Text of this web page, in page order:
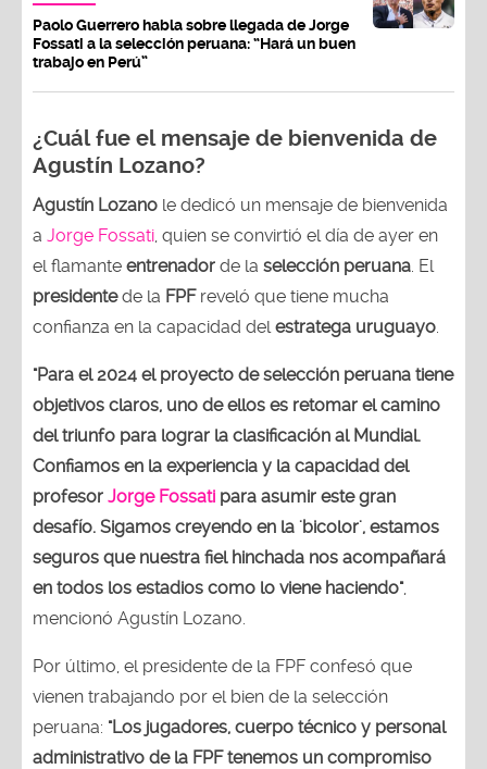
Paolo Guerrero habla sobre llegada de Jorge
Fossati a la selección peruana: “Hará un buen
trabajo en Perú”
¿Cuál fue el mensaje de bienvenida de
Agustín Lozano?
Agustín Lozano le dedicó un mensaje de bienvenida
a Jorge Fossati , quien se convirtió el día de ayer en
el flamante entrenador de la selección peruana . El
presidentede la FPF reveló que tiene mucha
confianza en la capacidad del estratega uruguayo
"Para el 2024 el proyecto de selección peruana tiene
objetivos claros, uno de ellos es retomar el camino
del triunfo para lograr la clasificación al Mundial.
Confiamos en la experiencia y la capacidad del
profesor Jorge Fossati para asumir este gran
desafío. Sigamos creyendo en la 'bicolor', estamos
seguros que nuestra fiel hinchada nos acompañará
en todos los estadios como lo viene haciendo",
mencionó Agustín Lozano.
Por último, el presidente de la FPF confesó que
vienen trabajando por el bien de la selección
peruana: "Los jugadores, cuerpo técnico y personal
administrativo de la FPF tenemos un compromiso